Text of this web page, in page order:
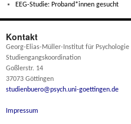
EEG-Studie: Proband*innen gesucht
Kontakt
Georg-Elias-Müller-Institut für Psychologie
Studiengangskoordination
Goßlerstr. 14
37073 Göttingen
studienbuero@psych.uni-goettingen.de
Impressum